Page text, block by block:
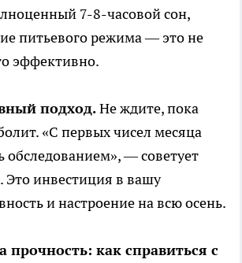
7-8-часовой сон,
питьевого режима — это не
эффективно.
подход.Не ждите, пока
«С первых чисел месяца
обследованием», — советует
Это инвестиция в вашу
и настроение на всю осень.
прочность: как справиться с